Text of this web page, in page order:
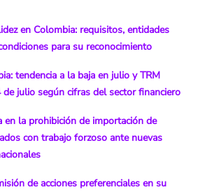
en Colombia: requisitos, entidades
para su reconocimiento
tendencia a la baja en julio y TRM
julio según cifras del sector financiero
en la prohibición de importación de
con trabajo forzoso ante nuevas
de acciones preferenciales en su